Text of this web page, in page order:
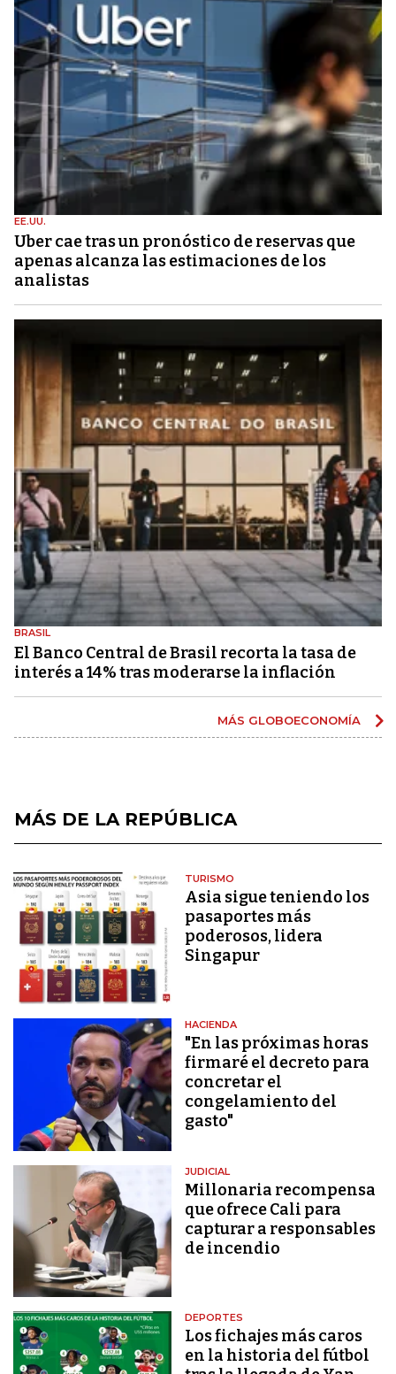
EE.UU.
Uber cae tras un pronóstico de reservas que
apenas alcanza las estimaciones de los
analistas
BRASIL
El Banco Central de Brasil recorta la tasa de
interés a 14% tras moderarse la inflación
MÁS GLOBOECONOMÍA
MÁS DE LA REPÚBLICA
TURISMO
Asia sigue teniendo los
pasaportes más
poderosos, lidera
Singapur
HACIENDA
"En las próximas horas
firmaré el decreto para
concretar el
congelamiento del
gasto"
JUDICIAL
Millonaria recompensa
que ofrece Cali para
capturar a responsables
de incendio
DEPORTES
Los fichajes más caros
en la historia del fútbol